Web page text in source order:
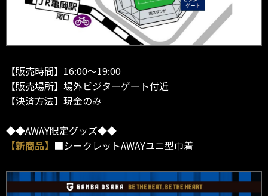
【販売時間】16:00～19:00
【販売場所】場外ビジターゲート付近
【決済方法】現金のみ
◆◆AWAY限定グッズ◆◆
【新商品】 ■シークレットAWAYユニ型巾着